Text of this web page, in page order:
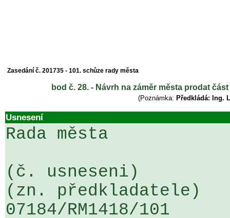
Zasedání č. 201735 - 101. schůze rady města
bod č. 28. - Návrh na záměr města prodat
(Poznámka: Předkládá: Ing.
Usnesení
Rada města
(č. usneseni)
(zn. předkladatele)
07184/RM1418/